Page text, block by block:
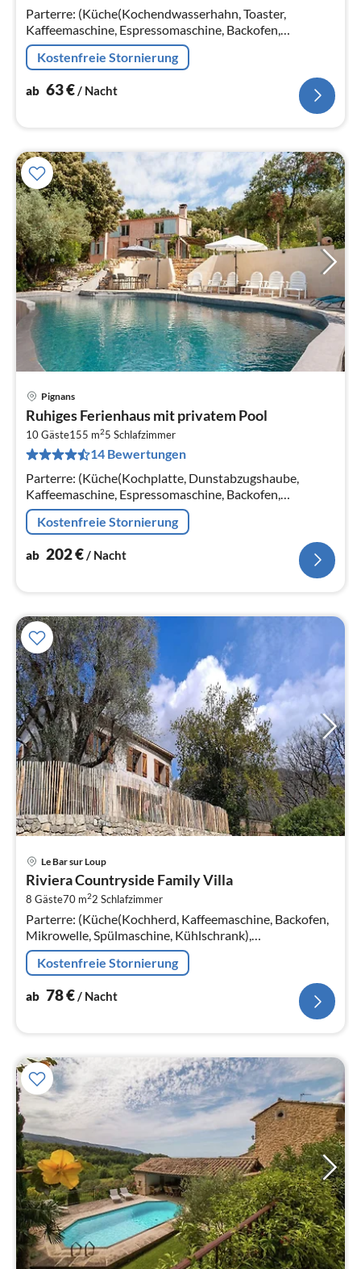
Parterre: (Küche(Kochendwasserhahn, Toaster,
Kaffeemaschine, Espressomaschine, Backofen,
Mikrowelle, Spülmaschine, Kühl-/Gefrierkombination)
Kostenfreie Stornierung
ab 63€/ Nacht
Pignans
Ruhiges Ferienhaus mit privatem Pool
10 Gäste155 m25 Schlafzimmer
14 Bewertungen
Parterre: (Küche(Kochplatte, Dunstabzugshaube,
Kaffeemaschine, Espressomaschine, Backofen,
Mikrowelle, Spülmaschine, Kühl-/Gefrierkombination,
Trockner, Waschmaschine)
Kostenfreie Stornierung
ab 202€/ Nacht
Le Bar sur Loup
Riviera Countryside Family Villa
8 Gäste70 m22 Schlafzimmer
Parterre: (Küche(Kochherd, Kaffeemaschine, Backofen,
Mikrowelle, Spülmaschine, Kühlschrank),
Wohn/Esszimmer(Schlafcouch 1 Pers.(90 x 190 cm),
Schlafcouch 1 Pers.(90 x 190 cm)
Kostenfreie Stornierung
ab 78€/ Nacht